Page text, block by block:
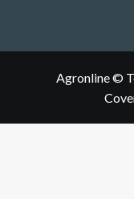
Agronline ©